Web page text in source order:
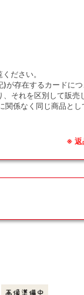
ださい。
存在するカードにつ
それを区別して販売
係なく同じ商品とし
※ 返